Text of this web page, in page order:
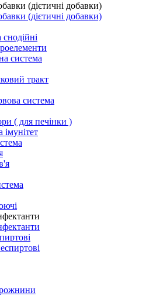
(дієтичні добавки)
(дієтичні добавки)
снодійні
система
тракт
система
( для печінки )
імунітет